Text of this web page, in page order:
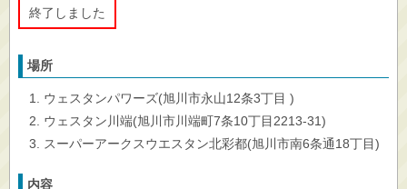
終了しました
場所
ウェスタンパワーズ(旭川市永山12条3丁目 )
ウェスタン川端(旭川市川端町7条10丁目2213-31)
スーパーアークスウエスタン北彩都(旭川市南6条通18丁目)
内容